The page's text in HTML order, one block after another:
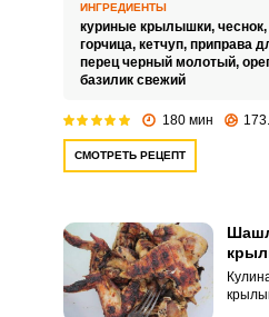
а
ИНГРЕДИЕНТЫ
куриные крылышки, чеснок,
горчица, кетчуп, приправа
перец черный молотый,
базилик свежий
180 мин
СМОТРЕТЬ РЕЦЕПТ